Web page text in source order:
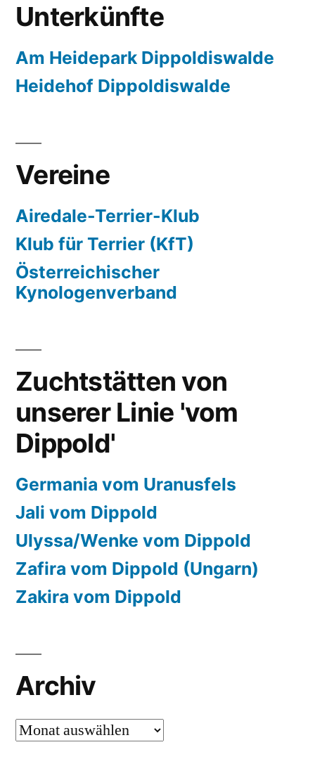
Unterkünfte
Am Heidepark Dippoldiswalde
Heidehof Dippoldiswalde
Vereine
Airedale-Terrier-Klub
Klub für Terrier (KfT)
Österreichischer
Kynologenverband
Zuchtstätten von
unserer Linie 'vom
Dippold'
Germania vom Uranusfels
Jali vom Dippold
Ulyssa/Wenke vom Dippold
Zafira vom Dippold (Ungarn)
Zakira vom Dippold
Archiv
Archiv